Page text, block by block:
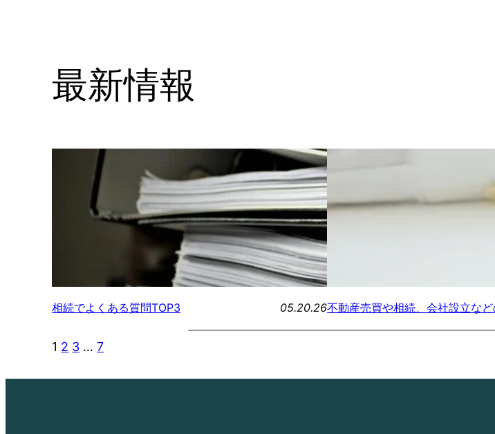
最新情報
相続でよくある質問TOP3 05.20.26不動産売買や相続、会社設立な
1 2 3 … 7